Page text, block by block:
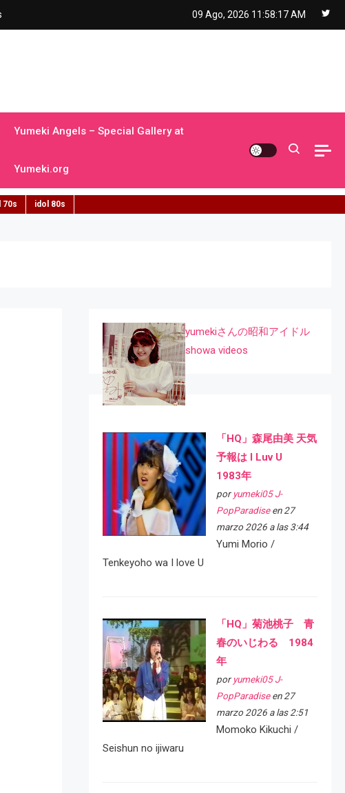
09 Ago, 2026 11:58:18 AM
Yumeki Angels – Special Gallery at
Yumeki.org
70s idol 80s
yumekiさんの昭和アイドル
showa videos
「HQ」森尾由美 天気
予報は I Luv U
1983年
por yumeki05 J-
PopParadiseen 27
marzo 2026 a las 3:44
Yumi Morio /
Tenkeyoho wa I love U
「HQ」菊池桃子 青
春のいじわる 1984
年
por yumeki05 J-
PopParadiseen 27
marzo 2026 a las 2:51
Momoko Kikuchi /
Seishun no ijiwaru